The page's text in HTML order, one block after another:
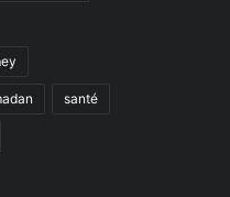
santé